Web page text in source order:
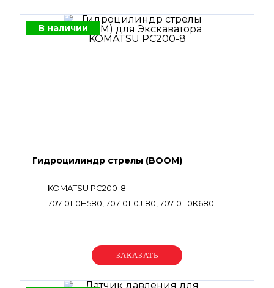
В наличии
Гидроцилиндр стрелы (BOOM)
KOMATSU PC200-8
707-01-0H580, 707-01-0J180, 707-01-0K680
Уточняйте цену